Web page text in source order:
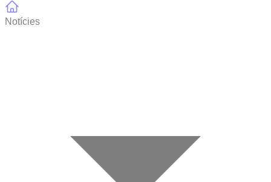
Notícies